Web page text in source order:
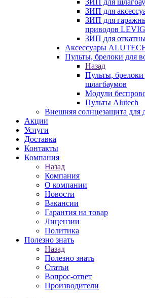
ЗИП для
ЗИП для
ЗИП для
приводов
ЗИП для
Аксессуары
Пульты, брелоки для
Назад
Пульты, брелоки
шлагбаумов
Модули
Пульты Alutech
Внешняя солнцезащита для
Акции
Услуги
Доставка
Контакты
Компания
Назад
Компания
О компании
Новости
Вакансии
Гарантия на товар
Лицензии
Политика
Полезно знать
Назад
Полезно знать
Статьи
Вопрос-ответ
Производители